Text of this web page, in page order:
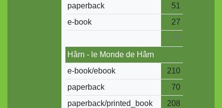
paperback
51
e-book
27
78
Hârn - le Monde de Hârn
e-book/ebook
210
paperback
70
paperback/printed_book
208